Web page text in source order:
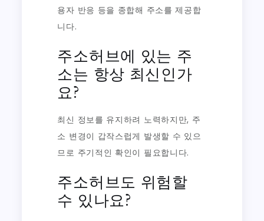
용자 반응 등을 종합해 주소를 제공합
니다.
주소허브에 있는 주
소는 항상 최신인가
요?
최신 정보를 유지하려 노력하지만, 주
소 변경이 갑작스럽게 발생할 수 있으
므로 주기적인 확인이 필요합니다.
주소허브도 위험할
수 있나요?